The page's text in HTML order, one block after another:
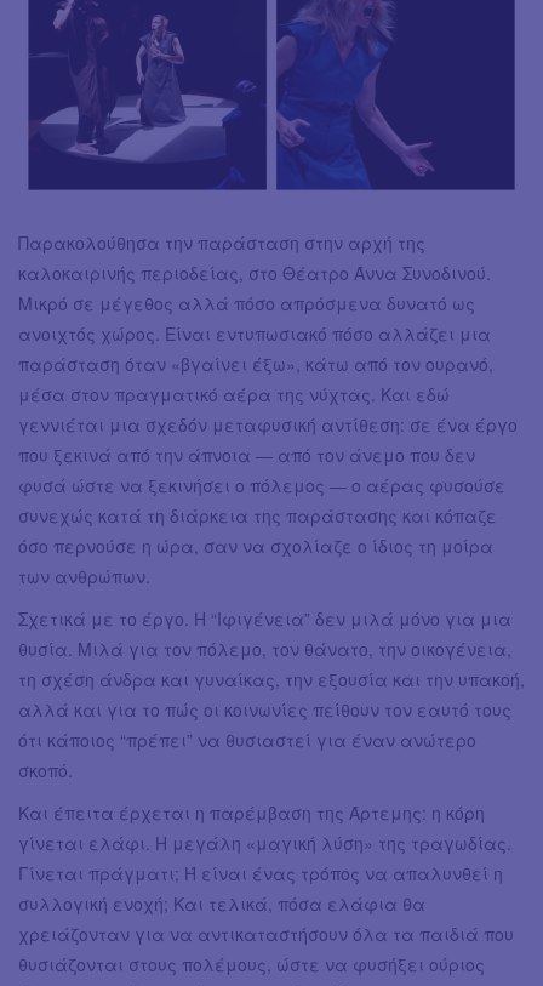
Παρακολούθησα την παράσταση στην αρχή της
καλοκαιρινής περιοδείας, στο Θέατρο Άννα Συνοδινού.
Μικρό σε μέγεθος αλλά πόσο απρόσμενα δυνατό ως
ανοιχτός χώρος. Είναι εντυπωσιακό πόσο αλλάζει μια
παράσταση όταν «βγαίνει έξω», κάτω από τον ουρανό,
μέσα στον πραγματικό αέρα της νύχτας. Και εδώ
γεννιέται μια σχεδόν μεταφυσική αντίθεση: σε ένα έργο
που ξεκινά από την άπνοια — από τον άνεμο που δεν
φυσά ώστε να ξεκινήσει ο πόλεμος — ο αέρας φυσούσε
συνεχώς κατά τη διάρκεια της παράστασης και κόπαζε
όσο περνούσε η ώρα, σαν να σχολίαζε ο ίδιος τη μοίρα
των ανθρώπων.
Σχετικά με το έργο. Η “Ιφιγένεια” δεν μιλά μόνο για μια
θυσία. Μιλά για τον πόλεμο, τον θάνατο, την οικογένεια,
τη σχέση άνδρα και γυναίκας, την εξουσία και την υπακοή,
αλλά και για το πώς οι κοινωνίες πείθουν τον εαυτό τους
ότι κάποιος “πρέπει” να θυσιαστεί για έναν ανώτερο
σκοπό.
Και έπειτα έρχεται η παρέμβαση της Άρτεμης: η κόρη
γίνεται ελάφι. Η μεγάλη «μαγική λύση» της τραγωδίας.
Γίνεται πράγματι; Ή είναι ένας τρόπος να απαλυνθεί η
συλλογική ενοχή; Και τελικά, πόσα ελάφια θα
χρειάζονταν για να αντικαταστήσουν όλα τα παιδιά που
θυσιάζονται στους πολέμους, ώστε να φυσήξει ούριος